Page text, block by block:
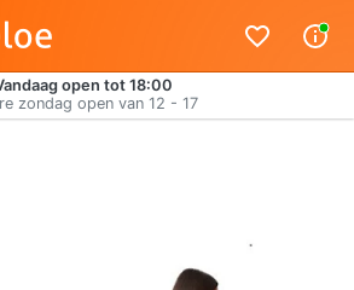
open tot 18:00
zondag open van 12 - 17